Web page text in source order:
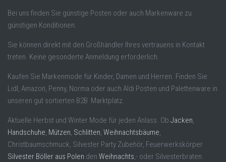
Bei uns finden Sie günstige Posten oder auch Markenware zu
günstigen Konditionen.
Sie können direkt mit den Großhändler Ihres vertrauens in Kontakt
treten. Keine gesonderte Anmeldung erforderlich.
Kaufen Sie Markenmode für Kinder, Damen und Herren. Finden Sie
Lidl, Amazon, Penny, Norma oder auch Aldi Posten und Palettenware in
unseren gut sortierten B2B Marktplatz.
Aktuelle Herbst und Winter Mode für jeden Anlass. Ob Jacken,
Handschuhe, Mützen, Schlitten, Weihnachtsbäume,
Christbaumschmuck, Silvester Party Zubehör, Feuerwerkskörper
Silvester Böller aus Polen den Weihnachts,- oder Silvesterbraten.